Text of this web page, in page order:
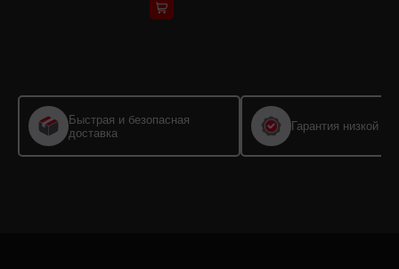
Быстрая и безопасная
доставка
Гарантия низкой